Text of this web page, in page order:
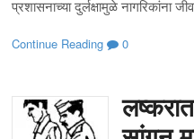
प्रशासनाच्या दुर्लक्षामुळे नागरिकांना
Continue Reading 0